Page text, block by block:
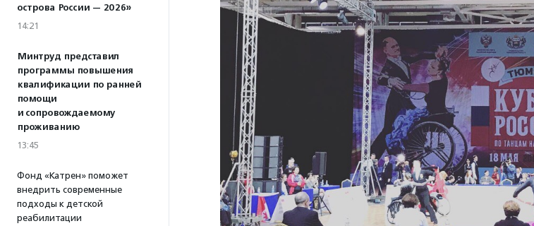
острова России — 2026»
14:21
Минтруд представил
программы повышения
квалификации по ранней
помощи
и сопровождаемому
проживанию
13:45
Фонд «Катрен» поможет
внедрить современные
подходы к детской
реабилитации